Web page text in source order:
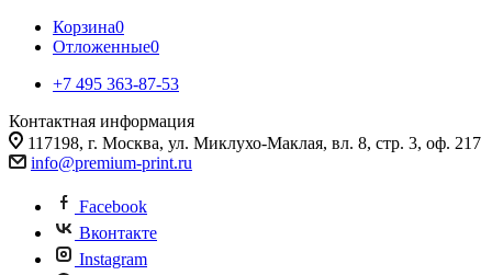
Корзина0
Отложенные0
+7 495 363-87-53
Контактная информация
117198, г. Москва, ул. Миклухо-Маклая, вл. 8, стр. 3, оф. 217
info@premium-print.ru
Facebook
Вконтакте
Instagram